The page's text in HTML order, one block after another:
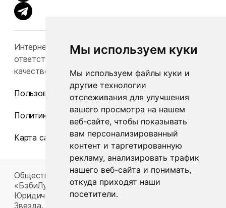
Мы используем куки
Мы используем файлы куки и
другие технологии
отслеживания для улучшения
вашего просмотра на нашем
веб-сайте, чтобы показывать
вам персонализированный
контент и таргетированную
рекламу, анализировать трафик
нашего веб-сайта и понимать,
откуда приходят наши
посетители.
Интернет-каталог Babylook.by не несет
ответственность за конечную стоимость и
качество товаров.
Пользовательское соглашение
Политика конфиденциальности
Карта сайта
Общество с ограниченной ответственностью
«БэбиЛук»
Юридический адрес: 220117, г. Минск, пр-т Газеты
Звезда, д. 16, пом. 52